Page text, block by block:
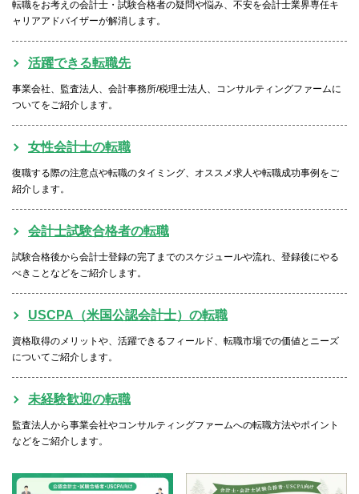
転職をお考えの会計士・試験合格者の疑問や悩み、不安を会計士業界専任キ
ャリアアドバイザーが解消します。
活躍できる転職先
事業会社、監査法人、会計事務所/税理士法人、コンサルティングファームに
ついてをご紹介します。
女性会計士の転職
復職する際の注意点や転職のタイミング、オススメ求人や転職成功事例をご
紹介します。
会計士試験合格者の転職
試験合格後から会計士登録の完了までのスケジュールや流れ、登録後にやる
べきことなどをご紹介します。
USCPA（米国公認会計士）の転職
資格取得のメリットや、活躍できるフィールド、転職市場での価値とニーズ
についてご紹介します。
未経験歓迎の転職
監査法人から事業会社やコンサルティングファームへの転職方法やポイント
などをご紹介します。